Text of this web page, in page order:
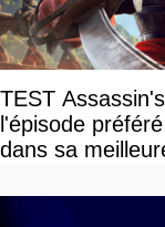
TEST
l'épisode
dans sa